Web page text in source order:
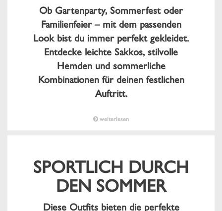
Ob Gartenparty, Sommerfest oder
Familienfeier – mit dem passenden
Look bist du immer perfekt gekleidet.
Entdecke leichte Sakkos, stilvolle
Hemden und sommerliche
Kombinationen für deinen festlichen
Auftritt.
weiterlesen
SPORTLICH DURCH
DEN SOMMER
Diese Outfits bieten die perfekte